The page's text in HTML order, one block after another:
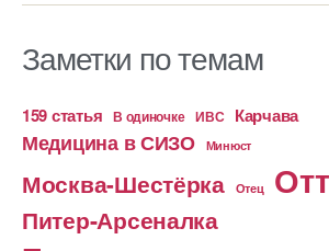
Заметки по темам
159 статья В одиночке ИВС Карчава
Медицина в СИЗО Минюст
Москва-Шестёрка Отец
Питер-Арсеналка